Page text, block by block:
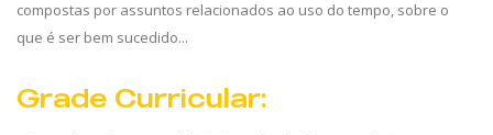
compostas por assuntos relacionados ao uso do tempo, sobre o
que é ser bem sucedido...
Grade Curricular: